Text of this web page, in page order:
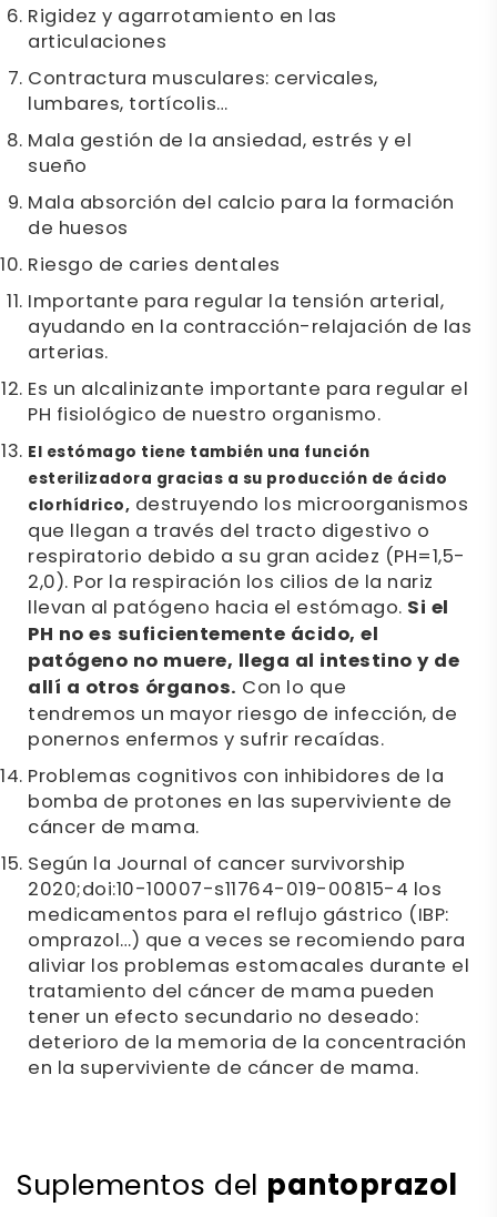
Rigidez y agarrotamiento en las
articulaciones
Contractura musculares: cervicales,
lumbares, tortícolis…
Mala gestión de la ansiedad, estrés y el
sueño
Mala absorción del calcio para la formación
de huesos
Riesgo de caries dentales
Importante para regular la tensión arterial,
ayudando en la contracción-relajación de las
arterias.
Es un alcalinizante importante para regular el
PH fisiológico de nuestro organismo.
El estómago tiene también una función
esterilizadora gracias a su producción de ácido
clorhídrico, destruyendo los microorganismos
que llegan a través del tracto digestivo o
respiratorio debido a su gran acidez (PH=1,5-
2,0). Por la respiración los cilios de la nariz
llevan al patógeno hacia el estómago. Si el
PH no es suficientemente ácido, el
patógeno no muere, llega al intestino y de
allí a otros órganos. Con lo que
tendremos un mayor riesgo de infección, de
ponernos enfermos y sufrir recaídas.
Problemas cognitivos con inhibidores de la
bomba de protones en las superviviente de
cáncer de mama.
Según la Journal of cancer survivorship
2020;doi:10-10007-s11764-019-00815-4 los
medicamentos para el reflujo gástrico (IBP:
omprazol…) que a veces se recomiendo para
aliviar los problemas estomacales durante el
tratamiento del cáncer de mama pueden
tener un efecto secundario no deseado:
deterioro de la memoria de la concentración
en la superviviente de cáncer de mama.
Suplementos del pantoprazol